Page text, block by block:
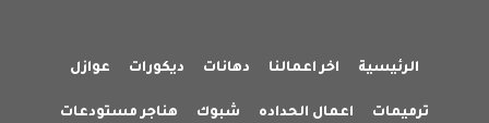
الرئيسية اخر اعمالنا دهانات ديكورات عوازل
ترميمات اعمال الحداده شبوك هناجر مستودعات